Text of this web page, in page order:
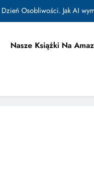
Dzień Osobliwości. Jak AI
Myślokształty dla
Dzień Osobliwości. Jak AI
Nasze Książki Na